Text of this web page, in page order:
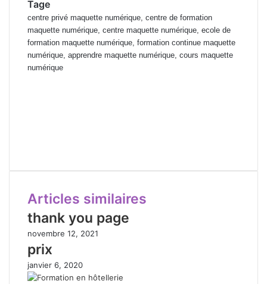
Tage
centre privé maquette numérique, centre de formation
maquette numérique, centre maquette numérique, ecole de
formation maquette numérique, formation continue maquette
numérique, apprendre maquette numérique, cours maquette
numérique
Articles similaires
thank you page
novembre 12, 2021
prix
janvier 6, 2020